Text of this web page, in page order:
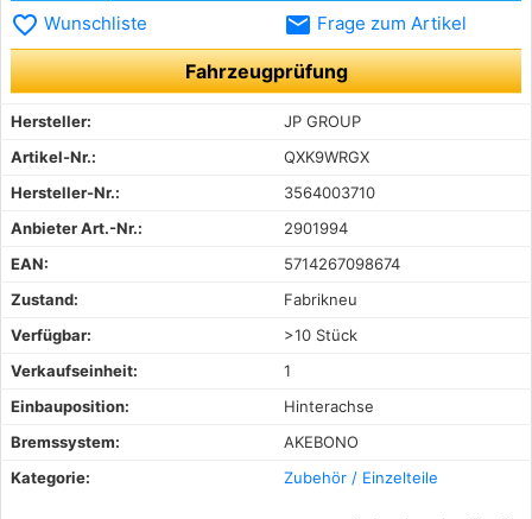
favorite_border Wunschliste email Frage zum Artikel
Fahrzeugprüfung
Hersteller:
JP GROUP
Artikel-Nr.:
QXK9WRGX
Hersteller-Nr.:
3564003710
Anbieter Art.-Nr.:
2901994
EAN:
5714267098674
Zustand:
Fabrikneu
Verfügbar:
>10 Stück
Verkaufseinheit:
1
Einbauposition:
Hinterachse
Bremssystem:
AKEBONO
Kategorie:
Zubehör / Einzelteile